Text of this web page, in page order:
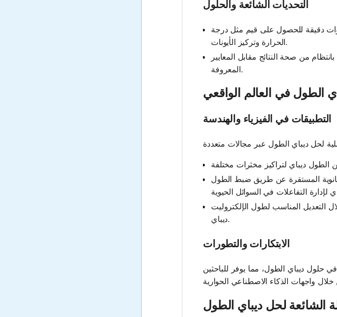
التحديات الشائعة والحلول
دقيقة للحصول على قيم مثل درجة
الحرارة وتركيز الأيونات.
من صحة النتائج مقابل المعايير
المعروفة.
الطول في العالم الواقعي
التطبيقات في الفيزياء والهندسة
المستقرة عن طريق ضبط الطول
التعديل المناسب لطول الإلكتروليت
ديباي.
الابتكارات والتطورات
حلول ديباي الطول، مما يوفر للباحثين
الشائعة لحل ديباي الطول